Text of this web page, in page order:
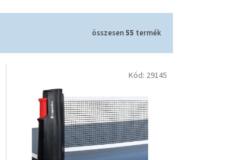
összesen55 termék
Kód: 29145